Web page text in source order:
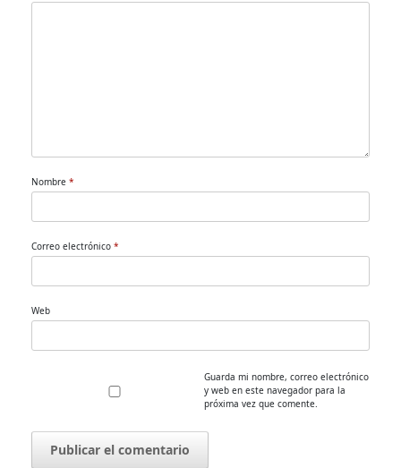
Nombre *
Correo electrónico *
Web
Guarda mi nombre, correo electrónico
y web en este navegador para la
próxima vez que comente.